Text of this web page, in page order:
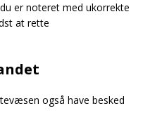
er noteret med ukorrekte
at rette
også have besked